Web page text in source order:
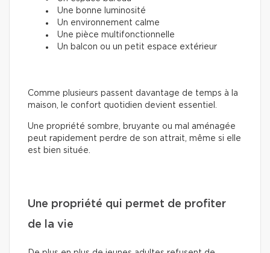
Une bonne luminosité
Un environnement calme
Une pièce multifonctionnelle
Un balcon ou un petit espace extérieur
Comme plusieurs passent davantage de temps à la
maison, le confort quotidien devient essentiel.
Une propriété sombre, bruyante ou mal aménagée
peut rapidement perdre de son attrait, même si elle
est bien située.
Une propriété qui permet de profiter
de la vie